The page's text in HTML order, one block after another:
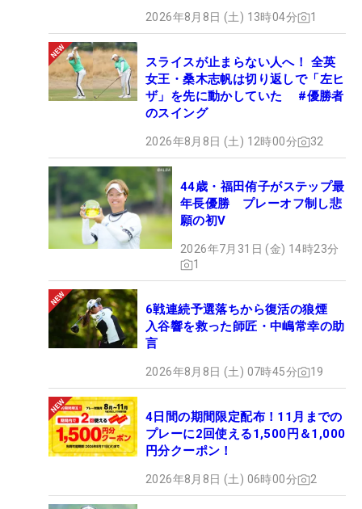
2026年8月8日 (土) 13時04分 1
スライスが止まらない人へ！ 全英
女王・桑木志帆は切り返しで「左ヒ
ザ」を先に動かしていた #優勝者
のスイング
2026年8月8日 (土) 12時00分 32
44歳・福田侑子がステップ最
年長優勝 プレーオフ制し悲
願の初V
2026年7月31日 (金) 14時23分
1
6戦連続予選落ちから復活の狼煙
入谷響を救った師匠・中嶋常幸の助
言
2026年8月8日 (土) 07時45分 19
4日間の期間限定配布！11月までの
プレーに2回使える1,500円＆1,000
円分クーポン！
2026年8月8日 (土) 06時00分 2